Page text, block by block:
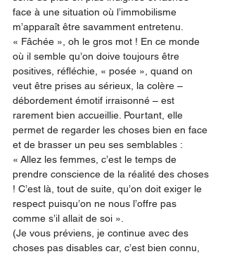
face à une situation où l’immobilisme
m’apparaît être savamment entretenu.
« Fâchée », oh le gros mot ! En ce monde
où il semble qu’on doive toujours être
positives, réfléchie, « posée », quand on
veut être prises au sérieux, la colère –
débordement émotif irraisonné – est
rarement bien accueillie. Pourtant, elle
permet de regarder les choses bien en face
et de brasser un peu ses semblables :
« Allez les femmes, c’est le temps de
prendre conscience de la réalité des choses
! C’est là, tout de suite, qu’on doit exiger le
respect puisqu’on ne nous l’offre pas
comme s’il allait de soi ».
(Je vous préviens, je continue avec des
choses pas disables car, c’est bien connu,